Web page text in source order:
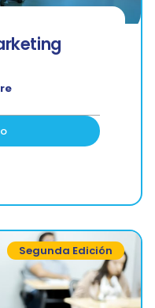
Segunda Edición